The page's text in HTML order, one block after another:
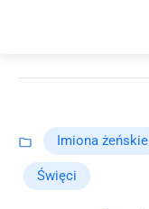
Imiona żeńskie
Święci